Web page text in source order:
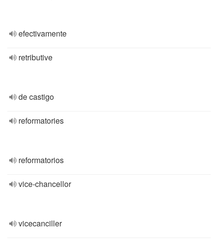
efectivamente
retributive
de castigo
reformatories
reformatorios
vice-chancellor
vicecanciller